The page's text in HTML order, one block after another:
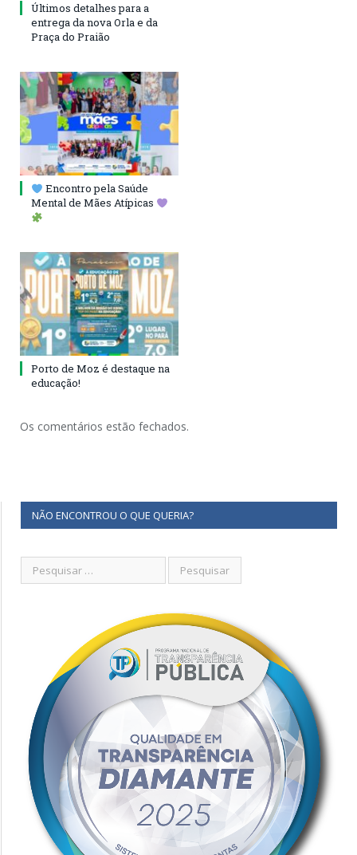
Últimos detalhes para a
entrega da nova Orla e da
Praça do Praião
Encontro pela Saúde
Mental de Mães Atípicas
Porto de Moz é destaque na
educação!
Os comentários estão fechados.
NÃO ENCONTROU O QUE QUERIA?